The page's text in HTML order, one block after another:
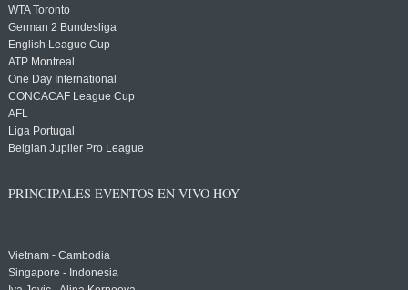
WTA Toronto
German 2 Bundesliga
English League Cup
ATP Montreal
One Day International
CONCACAF League Cup
AFL
Liga Portugal
Belgian Jupiler Pro League
PRINCIPALES EVENTOS EN VIVO HOY
Vietnam - Cambodia
Singapore - Indonesia